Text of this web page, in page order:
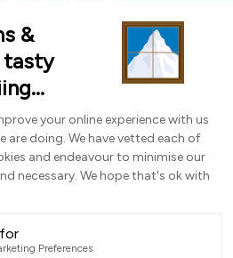
registered in England & Wales (company
14485913)
Norwich, Norfolk NR1 4DR, UK. All
Richard Leeny & Alex Wilson,